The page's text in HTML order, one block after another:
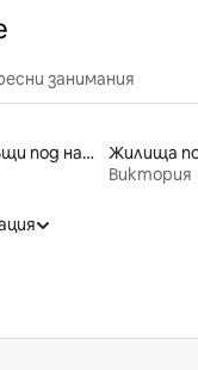
занимания
Ваканционни къщи под наем
Виктория